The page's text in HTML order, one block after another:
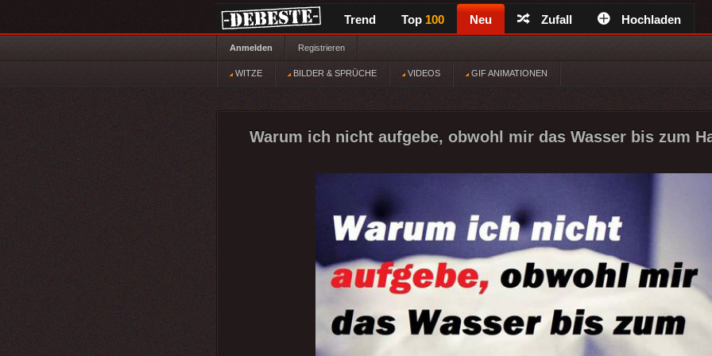
Trend Top 100 Neu Zufall Hochladen
Anmelden Registrieren
WITZE BILDER & SPRÜCHE VIDEOS GIF ANIMATIONEN
Warum ich nicht aufgebe, obwohl mir das Wasser bis zum